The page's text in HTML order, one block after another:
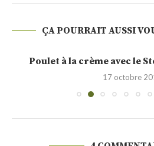
ÇA POURRAIT AUSSI
Poulet à la crème avec le
17 octobre